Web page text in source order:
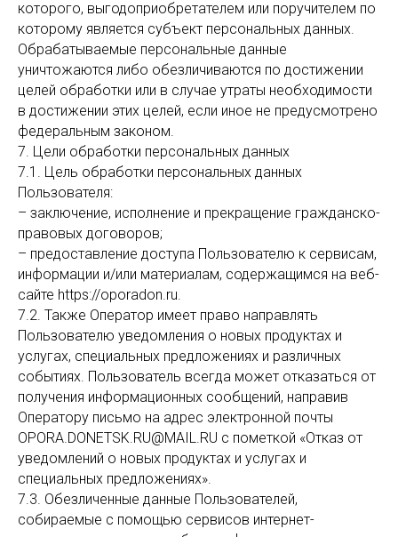
которого, выгодоприобретателем или поручителем по
которому является субъект персональных данных.
Обрабатываемые персональные данные
уничтожаются либо обезличиваются по достижении
целей обработки или в случае утраты необходимости
в достижении этих целей, если иное не предусмотрено
федеральным законом.
7. Цели обработки персональных данных
7.1. Цель обработки персональных данных
Пользователя:
– заключение, исполнение и прекращение гражданско-
правовых договоров;
– предоставление доступа Пользователю к сервисам,
информации и/или материалам, содержащимся на веб-
сайте https://oporadon.ru.
7.2. Также Оператор имеет право направлять
Пользователю уведомления о новых продуктах и
услугах, специальных предложениях и различных
событиях. Пользователь всегда может отказаться от
получения информационных сообщений, направив
Оператору письмо на адрес электронной почты
OPORA.DONETSK.RU@MAIL.RU с пометкой «Отказ от
уведомлений о новых продуктах и услугах и
специальных предложениях».
7.3. Обезличенные данные Пользователей,
собираемые с помощью сервисов интернет-